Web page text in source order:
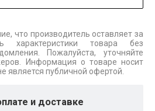
что производитель оставляет за
характеристики товара без
Пожалуйста, уточняйте
Информация о товаре носит
является публичной офертой.
и доставке